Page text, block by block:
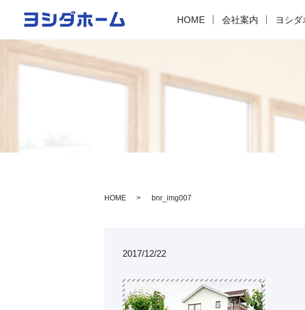
HOME 会社案内 ヨシダ
HOME bnr_img007
2017/12/22